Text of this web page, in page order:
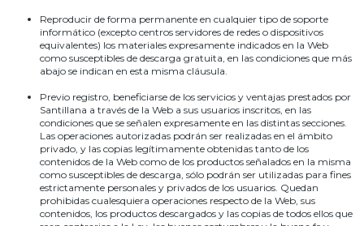
Reproducir de forma permanente en cualquier tipo de soporte
informático (excepto centros servidores de redes o dispositivos
equivalentes) los materiales expresamente indicados en la Web
como susceptibles de descarga gratuita, en las condiciones que más
abajo se indican en esta misma cláusula.
Previo registro, beneficiarse de los servicios y ventajas prestados por
Santillana a través de la Web a sus usuarios inscritos, en las
condiciones que se señalen expresamente en las distintas secciones.
Las operaciones autorizadas podrán ser realizadas en el ámbito
privado, y las copias legítimamente obtenidas tanto de los
contenidos de la Web como de los productos señalados en la misma
como susceptibles de descarga, sólo podrán ser utilizadas para fines
estrictamente personales y privados de los usuarios. Quedan
prohibidas cualesquiera operaciones respecto de la Web, sus
contenidos, los productos descargados y las copias de todos ellos que